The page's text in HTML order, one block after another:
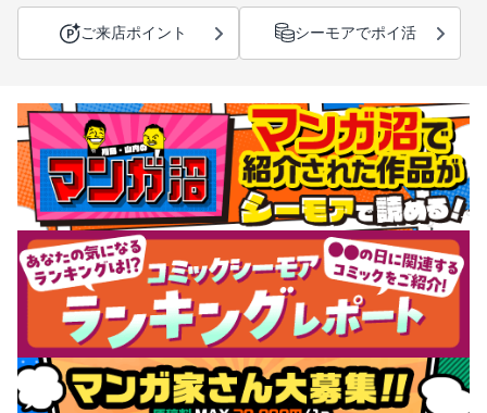
ご来店ポイント シーモアでポイ活